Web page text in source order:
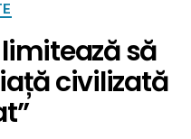
să
civilizată